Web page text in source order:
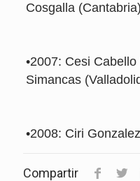
Cosgalla
•2007: Cesi
Simancas
•2008: Ciri
Compartir